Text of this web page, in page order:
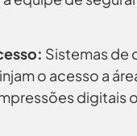
Sistemas de
o acesso a
digitais